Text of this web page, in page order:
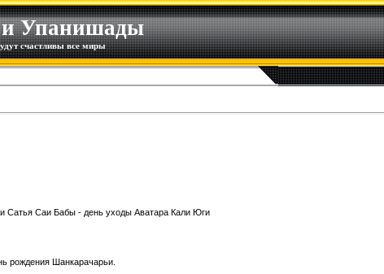
Упанишады
счастливы все миры
Сатья Саи Бабы - день уходы Аватара Кали Юги
рождения Шанкарачарьи.